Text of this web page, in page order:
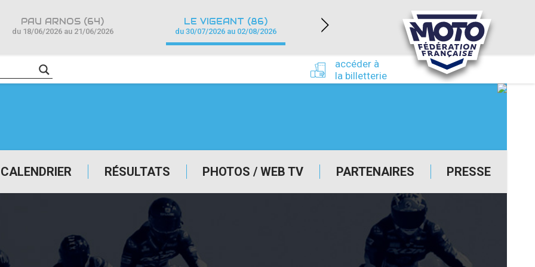
CALENDRIER RÉSULTATS PHOTOS / WEB TV PARTENAIRES PRESSE
accéder à
la billetterie
PAU ARNOS (64)
du 18/06/2026 au 21/06/2026
LE VIGEANT (86)
du 30/07/2026 au 02/08/2026
NEVERS MAGNY-COURS (58)
du 24/09/2026 au 27/09/2026